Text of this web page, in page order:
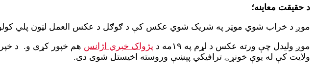
د حقیقت معاینه؛
موږ د خراب شوي موټر په شریک شوي عکس کې د ګوګل د عکس العمل لټون پلي
موږ ولیدل چې ورته عکس د لړم په ۱۹مه د
پژواک خبري اژانس
ولایت کې له یوې خونړۍ ترافیکي پېښې وروسته اخیستل شوی دی.